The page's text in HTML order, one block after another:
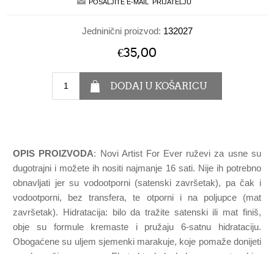
Jedninični proizvod: 132027
€35,00
OPIS PROIZVODA: Novi Artist For Ever ruževi za usne su
dugotrajni i možete ih nositi najmanje 16 sati. Nije ih potrebno
obnavljati ​​jer su vodootporni (satenski završetak), pa čak i
vodootporni, bez transfera, te otporni i na poljupce (mat
završetak). Hidratacija: bilo da tražite satenski ili mat finiš,
obje su formule kremaste i pružaju 6-satnu hidrataciju.
Obogaćene su uljem sjemenki marakuje, koje pomaže donijeti